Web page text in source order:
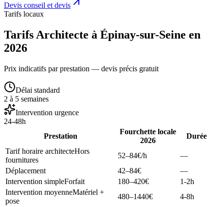
Devis conseil et devis
Tarifs locaux
Tarifs Architecte à Épinay-sur-Seine en
2026
Prix indicatifs par prestation — devis précis gratuit
Délai standard
2 à 5 semaines
Intervention urgence
24-48h
Prestation
Fourchette locale
2026
Durée
Tarif horaire architecteHors
fournitures
52–84€/h
—
Déplacement
42–84€
—
Intervention simpleForfait 180–420€
1-2h
Intervention moyenneMatériel +
pose
480–1440€
4-8h